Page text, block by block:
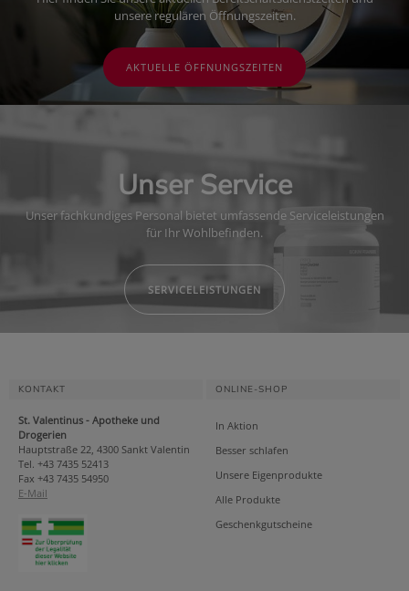
unsere regulären Öffnungszeiten.
AKTUELLE ÖFFNUNGSZEITEN
Unser Service
Unser fachkundiges Personal bietet umfassende Serviceleistungen
für Ihr Wohlbefinden.
SERVICELEISTUNGEN
KONTAKT
St. Valentinus - Apotheke und
Drogerien
Hauptstraße 22, 4300 Sankt Valentin
Tel. +43 7435 52413
Fax +43 7435 54950
E-Mail
ONLINE-SHOP
In Aktion
Besser schlafen
Unsere Eigenprodukte
Alle Produkte
Geschenkgutscheine